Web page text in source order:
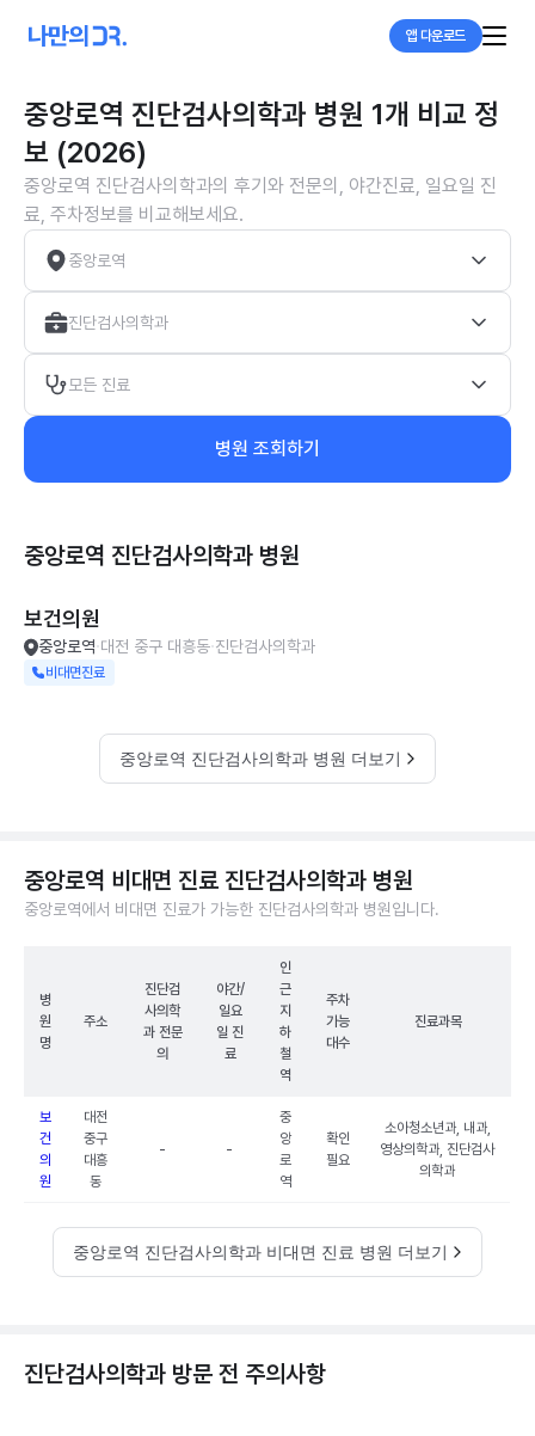
앱 다운로드
중앙로역 진단검사의학과 병원 1개 비교 정
보 (2026)
중앙로역 진단검사의학과의 후기와 전문의, 야간진료, 일요일 진
료, 주차정보를 비교해보세요.
중앙로역
진단검사의학과
모든 진료
병원 조회하기
중앙로역 진단검사의학과 병원
보건의원
중앙로역 대전 중구 대흥동 진단검사의학과
비대면진료
중앙로역 진단검사의학과 병원 더보기
중앙로역 비대면 진료 진단검사의학과 병원
중앙로역에서 비대면 진료가 가능한 진단검사의학과 병원입니다.
병
원
명
주소
진단검
사의학
과 전문
의
야간/
일요
일 진
료
인
근
지
하
철
역
주차
가능
대수
진료과목
보
건
의
원
대전
중구
대흥
동
- -
중
앙
로
역
확인
필요
소아청소년과, 내과,
영상의학과, 진단검사
의학과
중앙로역 진단검사의학과 비대면 진료 병원 더보기
진단검사의학과 방문 전 주의사항